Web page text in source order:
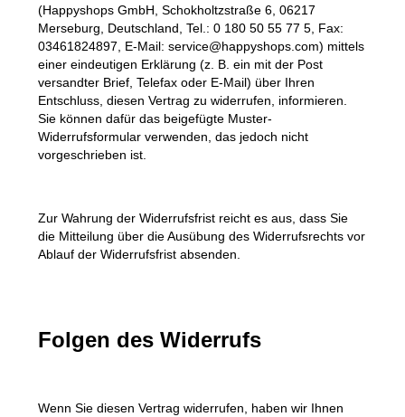
(Happyshops GmbH, Schokholtzstraße 6, 06217
Merseburg, Deutschland, Tel.: 0 180 50 55 77 5, Fax:
03461824897, E-Mail: service@happyshops.com) mittels
einer eindeutigen Erklärung (z. B. ein mit der Post
versandter Brief, Telefax oder E-Mail) über Ihren
Entschluss, diesen Vertrag zu widerrufen, informieren.
Sie können dafür das beigefügte Muster-
Widerrufsformular verwenden, das jedoch nicht
vorgeschrieben ist.
Zur Wahrung der Widerrufsfrist reicht es aus, dass Sie
die Mitteilung über die Ausübung des Widerrufsrechts vor
Ablauf der Widerrufsfrist absenden.
Folgen des Widerrufs
Wenn Sie diesen Vertrag widerrufen, haben wir Ihnen